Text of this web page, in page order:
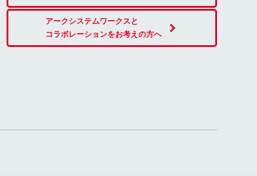
アークシステムワークスと
コラボレーションをお考えの方へ